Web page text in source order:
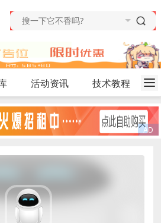
活动资讯 技术教程